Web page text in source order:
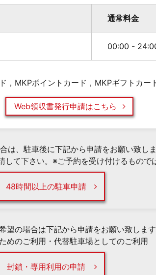
通常料金
00:00 -
，MKPポイントカード，MKPギフトカー
Web領収書発行申請はこちら
は、駐車後に下記から申請をお願い致し
して下さい。※ご予約を受け付けるもので
48時間以上の駐車申請
望の場合は下記から申請をお願い致しま
ためのご利用・代替駐車場としてのご利用
封鎖・専用利用の申請